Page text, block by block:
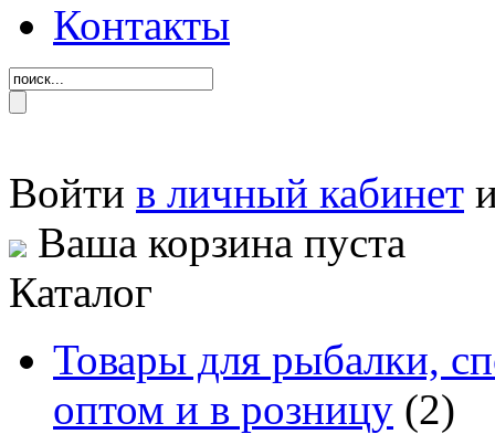
Контакты
Войти в личный кабинет
Ваша корзина пуста
Каталог
Товары для рыбалки,
оптом и в розницу (2)